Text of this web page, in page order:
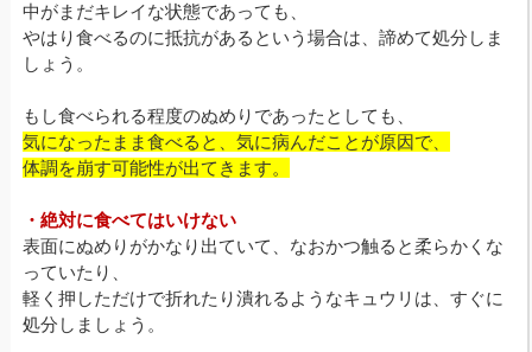
中がまだキレイな状態であっても、
やはり食べるのに抵抗があるという場合は、諦めて処分しま
しょう。
もし食べられる程度のぬめりであったとしても、
気になったまま食べると、気に病んだことが原因で、
体調を崩す可能性が出てきます。
・絶対に食べてはいけない
表面にぬめりがかなり出ていて、なおかつ触ると柔らかくな
っていたり、
軽く押しただけで折れたり潰れるようなキュウリは、すぐに
処分しましょう。